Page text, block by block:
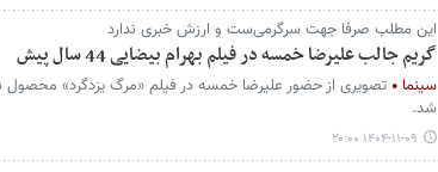
این مطلب صرفا جهت سرگرمی‌ست و ارزش خبری ندارد
گریم جالب علیرضا خمسه در فیلم بهرام بیضایی 44 سال پیش
سینما
شد.
۱۴۰۴-۱۱-۰۹ ۲۰:۰۰